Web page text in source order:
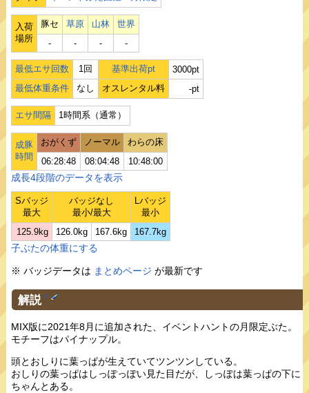
入荷
場所
豚セ 草原 山林
世界
‐
‐ ‐ ‐
最低エサ回数 1回 基準出荷pt
3000pt
最低体重条件
なし オスレンタル料 -pt
エサ間隔 1時間系（通常）
成豚
時間
おがくず ノーマル
わらの床
06:28:48
08:04:48 10:48:00
成長4段階のデータを表示
Sバッジ
最大
バッジなし
最小/最大
Lバッジ
最小
125.9kg
126.0kg 167.6kg 167.7kg
子ぶたの体重にする
※ バッジデータは まとめページ が最新です
解説 †
MIX版に2021年8月に追加された、イベントハントの月限定ぶた。
モチーフはパイナップル。
頭とおしりに葉っぱが生えていてツンツンしている。
おしりの葉っぱはしっぽっぽい見た目だが、しっぽは葉っぱの下に
ちゃんとある。